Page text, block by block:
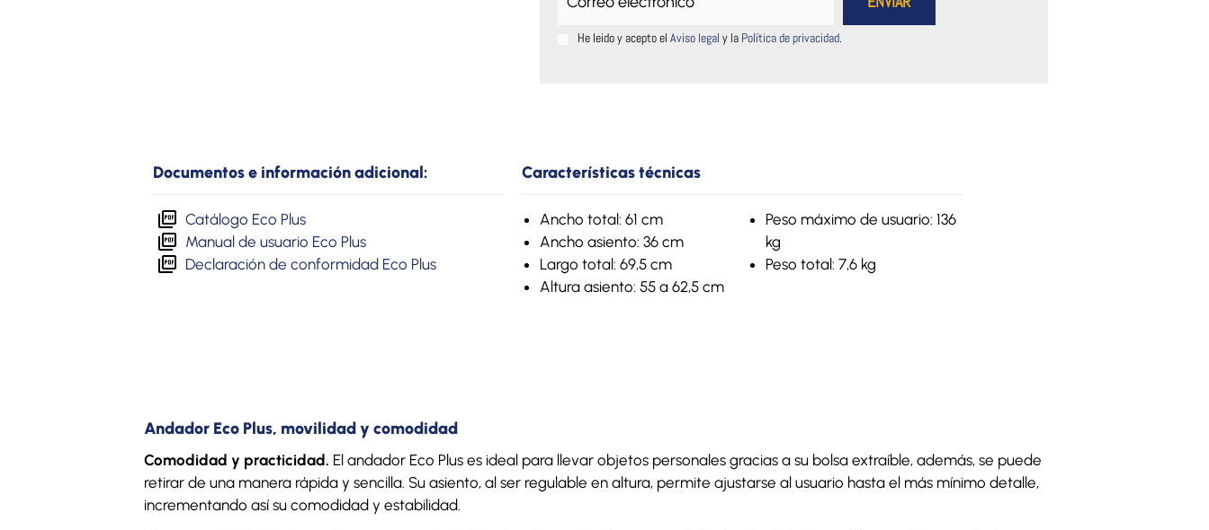
He leido y acepto el Aviso legal y la Política de privacidad.
Documentos e información adicional:
Catálogo Eco Plus
Manual de usuario Eco Plus
Declaración de conformidad Eco Plus
Características técnicas
Ancho total: 61 cm
Ancho asiento: 36 cm
Largo total: 69,5 cm
Altura asiento: 55 a 62,5 cm
Peso máximo de usuario: 136
kg
Peso total: 7,6 kg
Andador Eco Plus, movilidad y comodidad
Comodidad y practicidad. El andador Eco Plus es ideal para llevar objetos personales gracias a su bolsa extraíble, además, se puede
retirar de una manera rápida y sencilla. Su asiento, al ser regulable en altura, permite ajustarse al usuario hasta el más mínimo detalle,
incrementando así su comodidad y estabilidad.